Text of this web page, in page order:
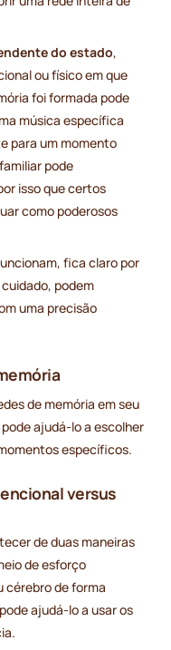
do estado,
ou físico em que
foi formada pode
música específica
para um momento
pode
isso que certos
como poderosos
fica claro por
podem
uma precisão
de memória em seu
ajudá-lo a escolher
específicos.
versus
de duas maneiras
de esforço
cérebro de forma
ajudá-lo a usar os